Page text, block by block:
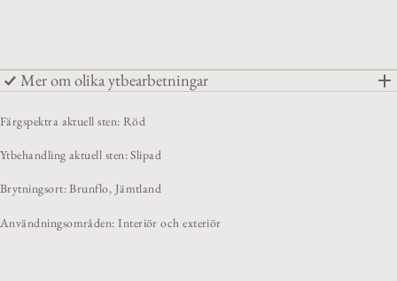
Mer om olika ytbearbetningar
Färgspektra aktuell sten: Röd
Ytbehandling aktuell sten: Slipad
Brytningsort: Brunflo, Jämtland
Användningsområden: Interiör och exteriör